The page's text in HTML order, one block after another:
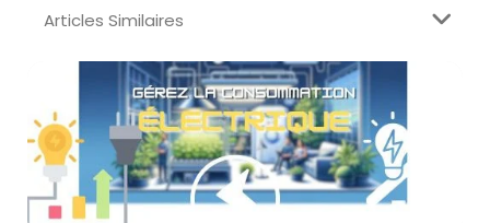
Articles Similaires